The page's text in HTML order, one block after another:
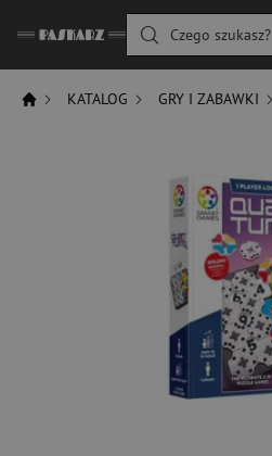
Czego szukasz?
KATALOG GRY I ZABAWKI